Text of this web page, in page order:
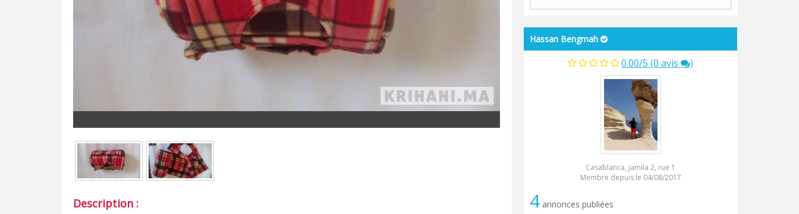
Description :
Hassan Bengmah
0.00/5 (0 avis )
Casablanca, jamila 2, rue 1
Membre depuis le 04/08/2017
4 annonces publiées